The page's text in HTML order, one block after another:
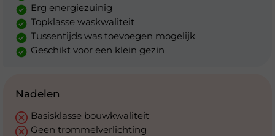
Erg energiezuinig
Topklasse waskwaliteit
Tussentijds was toevoegen mogelijk
Geschikt voor een klein gezin
Nadelen
Basisklasse bouwkwaliteit
Geen trommelverlichting